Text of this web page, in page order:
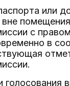
или
с
в
голосования